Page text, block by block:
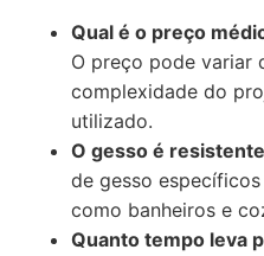
Qual é o preço
O preço pode variar
complexidade do
utilizado.
O gesso é
de gesso
como banheiros e
Quanto tempo leva